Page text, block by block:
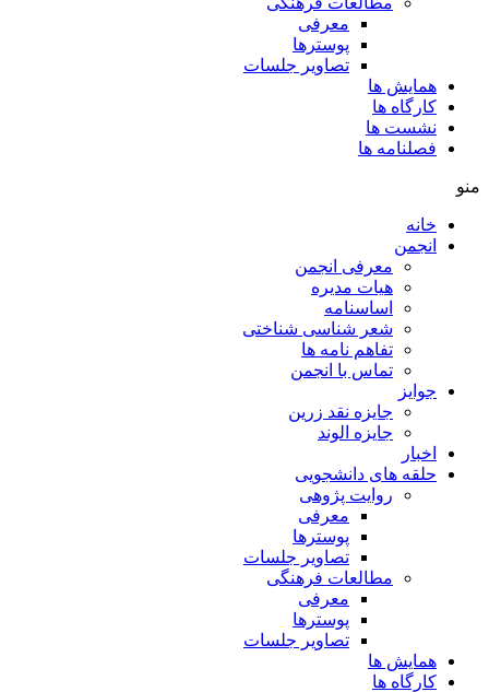
معرفی
پوسترها
تصاویر جلسات
همایش ها
کارگاه ها
نشست ها
فصلنامه ها
منو
خانه
انجمن
معرفی انجمن
هیات مدیره
اساسنامه
شعر شناسی شناختی
تفاهم نامه ها
تماس با انجمن
جوایز
جایزه نقد زرین
جایزه الوند
اخبار
حلقه های دانشجویی
روایت پژوهی
معرفی
پوسترها
تصاویر جلسات
مطالعات فرهنگی
معرفی
پوسترها
تصاویر جلسات
همایش ها
کارگاه ها